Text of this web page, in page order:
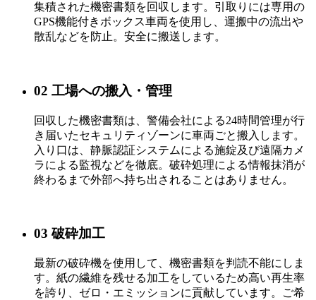
集積された機密書類を回収します。引取りには専用の
GPS機能付きボックス車両を使用し、運搬中の流出や
散乱などを防止。安全に搬送します。
02 工場への搬入・管理
回収した機密書類は、警備会社による24時間管理が行
き届いたセキュリティゾーンに車両ごと搬入します。
入り口は、静脈認証システムによる施錠及び遠隔カメ
ラによる監視などを徹底。破砕処理による情報抹消が
終わるまで外部へ持ち出されることはありません。
03 破砕加工
最新の破砕機を使用して、機密書類を判読不能にしま
す。紙の繊維を残せる加工をしているため高い再生率
を誇り、ゼロ・エミッションに貢献しています。ご希